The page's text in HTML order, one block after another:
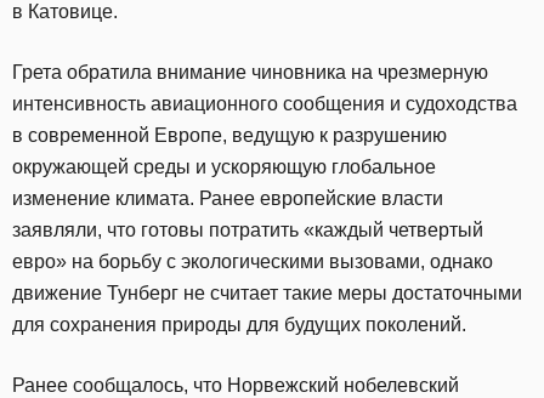
в Катовице.
Грета обратила внимание чиновника на чрезмерную
интенсивность авиационного сообщения и судоходства
в современной Европе, ведущую к разрушению
окружающей среды и ускоряющую глобальное
изменение климата. Ранее европейские власти
заявляли, что готовы потратить «каждый четвертый
евро» на борьбу с экологическими вызовами, однако
движение Тунберг не считает такие меры достаточными
для сохранения природы для будущих поколений.
Ранее сообщалось, что Норвежский нобелевский